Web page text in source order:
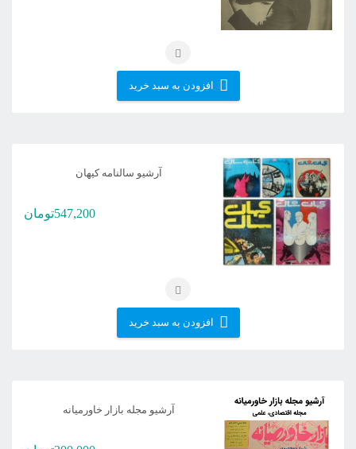
است
انتخاب
افزودن به سبد خرید
آرشیو سالنامه کیهان
547,200تومان
افزودن به سبد خرید
آرشیو مجله بازار خاورمیانه